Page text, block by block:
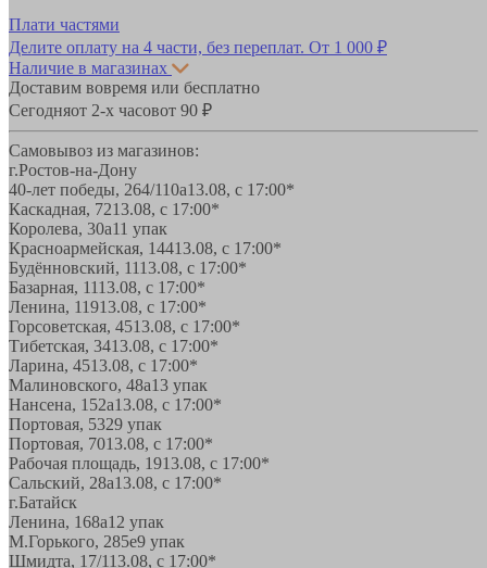
Плати частями
Делите оплату на 4 части, без переплат. От 1 000 ₽
Наличие в магазинах
Доставим вовремя или бесплатно
Сегодняот 2-х часовот 90 ₽
Самовывоз из магазинов:
г.Ростов-на-Дону
40-лет победы, 264/110а13.08, с 17:00*
Каскадная, 7213.08, с 17:00*
Королева, 30а11 упак
Красноармейская, 14413.08, с 17:00*
Будённовский, 1113.08, с 17:00*
Базарная, 1113.08, с 17:00*
Ленина, 11913.08, с 17:00*
Горсоветская, 4513.08, с 17:00*
Тибетская, 3413.08, с 17:00*
Ларина, 4513.08, с 17:00*
Малиновского, 48а13 упак
Нансена, 152а13.08, с 17:00*
Портовая, 5329 упак
Портовая, 7013.08, с 17:00*
Рабочая площадь, 1913.08, с 17:00*
Сальский, 28a13.08, с 17:00*
г.Батайск
Ленина, 168а12 упак
М.Горького, 285е9 упак
Шмидта, 17/113.08, с 17:00*